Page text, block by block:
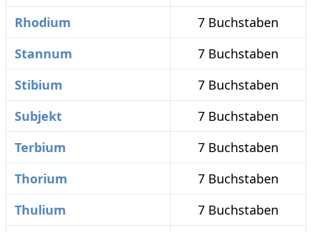
Rhodium
7 Buchstaben
Stannum
7 Buchstaben
Stibium
7 Buchstaben
Subjekt
7 Buchstaben
Terbium
7 Buchstaben
Thorium
7 Buchstaben
Thulium
7 Buchstaben